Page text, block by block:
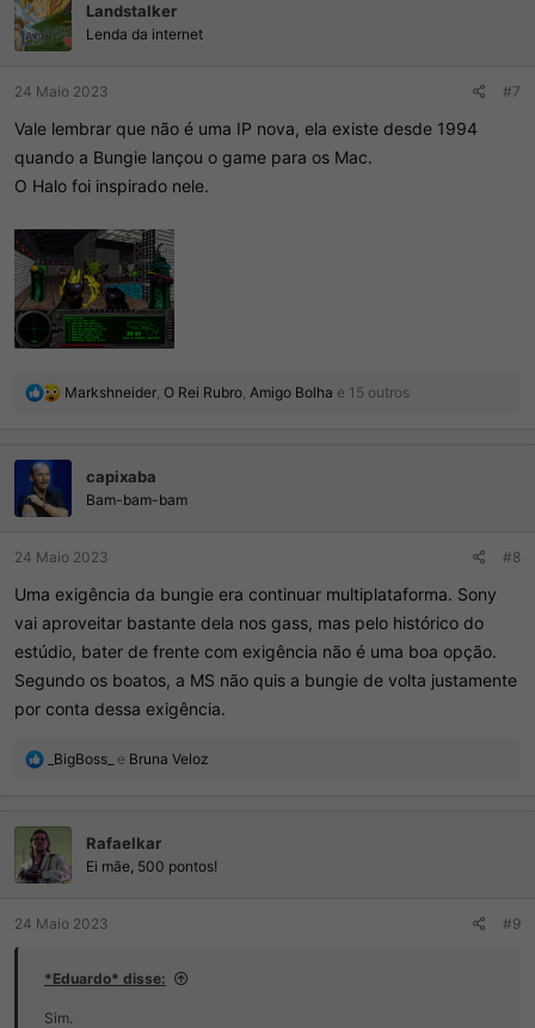
Landstalker
Lenda da internet
24 Maio 2023 #7
Vale lembrar que não é uma IP nova, ela existe desde 1994
quando a Bungie lançou o game para os Mac.
O Halo foi inspirado nele.
R
e
s
Markshneider O Rei Rubro Amigo Bolha e 15 outros
capixaba
Bam-bam-bam
24 Maio 2023 #8
Uma exigência da bungie era continuar multiplataforma. Sony
vai aproveitar bastante dela nos gass, mas pelo histórico do
estúdio, bater de frente com exigência não é uma boa opção.
Segundo os boatos, a MS não quis a bungie de volta justamente
por conta dessa exigência.
R
õ
e
s
_BigBoss_ e Bruna Veloz
Rafaelkar
Ei mãe, 500 pontos!
24 Maio 2023 #9
*Eduardo* disse:
Sim.